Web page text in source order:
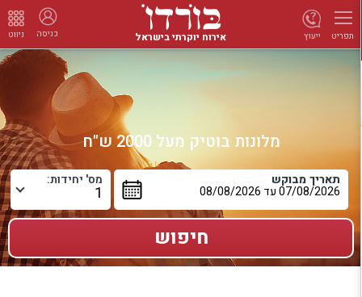
תפריט אירוח יוקרתי בישראל כניסה ניווט ייעוץ
מלונות בוטיק מעל 2000 ש"ח
תאריך מבוקש מס' יחידות: